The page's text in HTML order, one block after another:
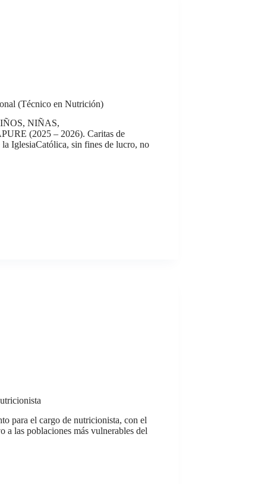
(Técnico en Nutrición)
NIÑAS,
(2025 – 2026). Caritas de
IglesiaCatólica, sin fines de lucro, no
para el cargo de nutricionista, con el
a las poblaciones más vulnerables del